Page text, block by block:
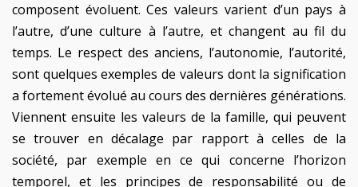
composent évoluent. Ces valeurs varient d’un pays à
l’autre, d’une culture à l’autre, et changent au fil du
temps. Le respect des anciens, l’autonomie, l’autorité,
sont quelques exemples de valeurs dont la signification
a fortement évolué au cours des dernières générations.
Viennent ensuite les valeurs de la famille, qui peuvent
se trouver en décalage par rapport à celles de la
société, par exemple en ce qui concerne l’horizon
temporel, et les principes de responsabilité ou de